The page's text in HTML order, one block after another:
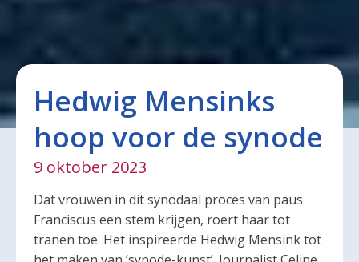
Hedwig Mensinks
hoop voor de synode
9 oktober 2023
Dat vrouwen in dit synodaal proces van paus
Franciscus een stem krijgen, roert haar tot
tranen toe. Het inspireerde Hedwig Mensink tot